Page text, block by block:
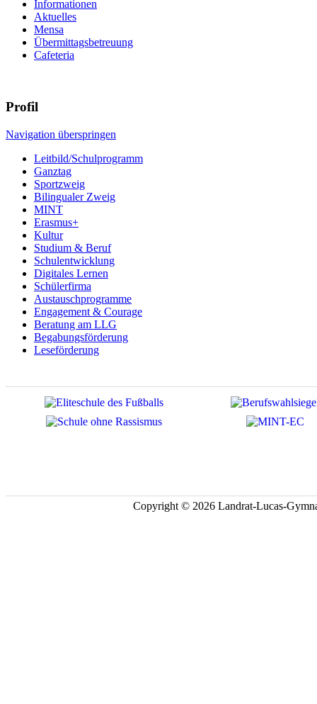
Informationen
Aktuelles
Mensa
Übermittagsbetreuung
Cafeteria
Profil
Navigation überspringen
Leitbild/Schulprogramm
Ganztag
Sportzweig
Bilingualer Zweig
MINT
Erasmus+
Kultur
Studium & Beruf
Schulentwicklung
Digitales Lernen
Schülerfirma
Austauschprogramme
Engagement & Courage
Beratung am LLG
Begabungsförderung
Leseförderung
Copyright © 2026 Landrat-Lucas-